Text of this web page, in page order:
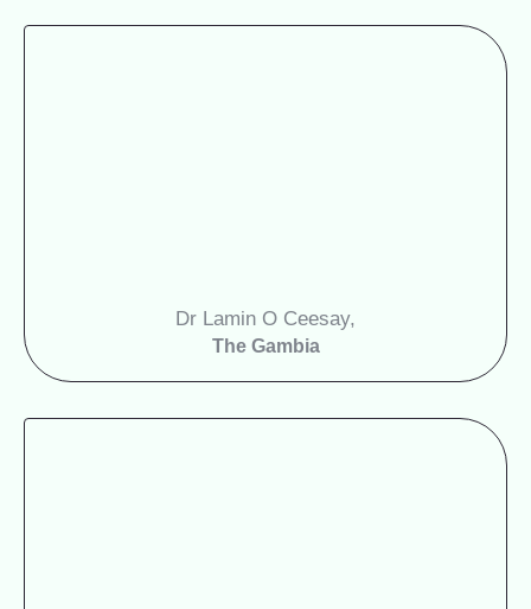
Dr Lamin O Ceesay,
The Gambia